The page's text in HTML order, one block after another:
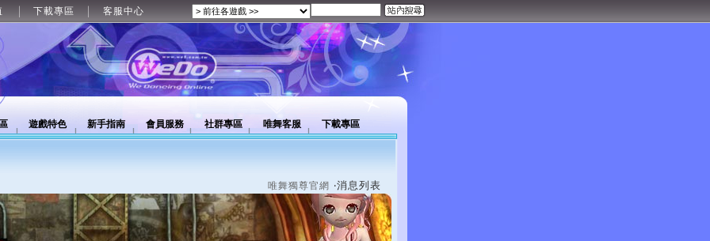
下載專區 客服中心
遊戲特色 新手指南 會員服務 社群專區 唯舞客服 下載專區
唯舞獨尊官網 ‧消息列表